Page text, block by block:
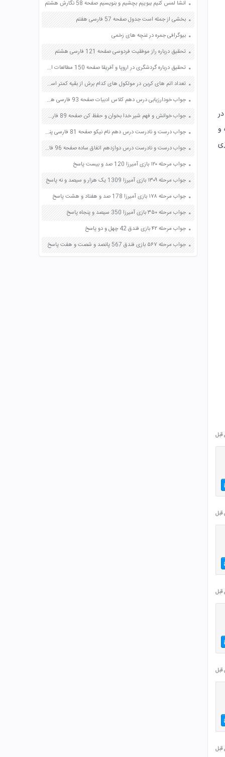
و
انشا لمس کنیم ببوییم بچشیم و بنویسیم صفحه 58 نگارش هشتم
بخشی از جمله است جدول صفحه 57 فارسی هفتم
بیوگرافی جمره در غنچه های زخمی
تحقیق درباره راز موفقیت فردوسی صفحه 121 فارسی هشتم
تحقیق درباره گردشگری در اروپا و آفریقا صفحه 150 مطالعات اجتماعی هشتم
تعداد اتم های کربن در مولکول های کدام برش از بقیه کمتر است صفحه 32 علوم نهم
جواب خودارزیابی درس دهم کلاس ادبیات صفحه 93 فارسی هفتم
جواب خوانش و فهم شیر خدا بخوان و حفظ کن صفحه 89 فارسی ششم
جواب درست و نادرست درس دهم نام نیکو صفحه 81 فارسی پنجم
جواب درست و نادرست درس دوازدهم اتفاق ساده صفحه 96 فارسی چهارم
جواب مرحله ۱۲۰ بازی آمیرزا 120 صد و بیست پاسخ
جواب مرحله ۱۳۰۹ بازی آمیرزا 1309 یک هزار و سیصد و نه پاسخ
جواب مرحله ۱۷۸ بازی آمیرزا 178 صد و هفتاد و هشت پاسخ
جواب مرحله ۳۵۰ بازی آمیرزا 350 سیصد و پنجاه پاسخ
جواب مرحله ۴۲ بازی فندق 42 چهل و دو پاسخ
جواب مرحله ۵۶۷ بازی فندق 567 پانصد و شصت و هفت پاسخ